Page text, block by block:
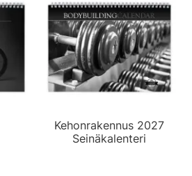
Kehonrakennus 2027
Seinäkalenteri